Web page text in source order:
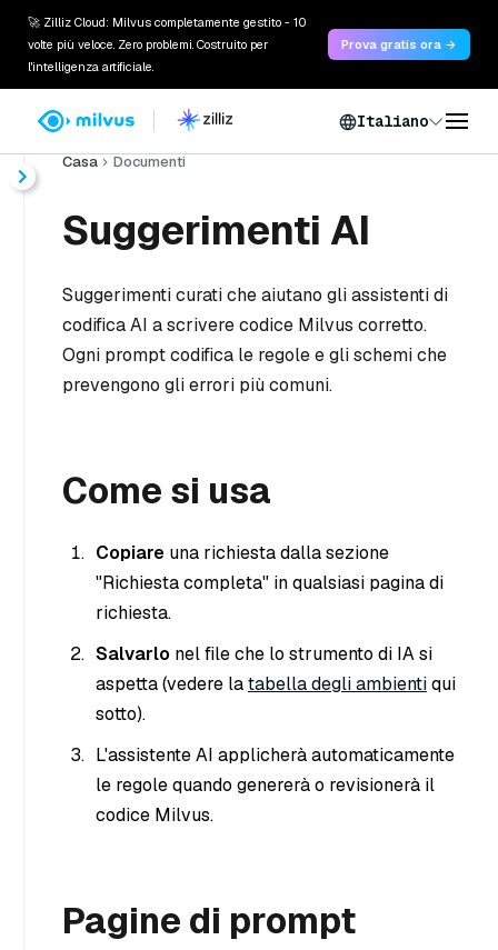
🚀 Zilliz Cloud: Milvus completamente gestito - 10
volte più veloce. Zero problemi. Costruito per
l'intelligenza artificiale.
Prova gratis ora →
Italiano
Casa Documenti
Suggerimenti AI
Suggerimenti curati che aiutano gli assistenti di
codifica AI a scrivere codice Milvus corretto.
Ogni prompt codifica le regole e gli schemi che
prevengono gli errori più comuni.
Come si usa
Copiare una richiesta dalla sezione
"Richiesta completa" in qualsiasi pagina di
richiesta.
Salvarlo nel file che lo strumento di IA si
aspetta (vedere latabella degli ambientiqui
sotto).
L'assistente AI applicherà automaticamente
le regole quando genererà o revisionerà il
codice Milvus.
Pagine di prompt